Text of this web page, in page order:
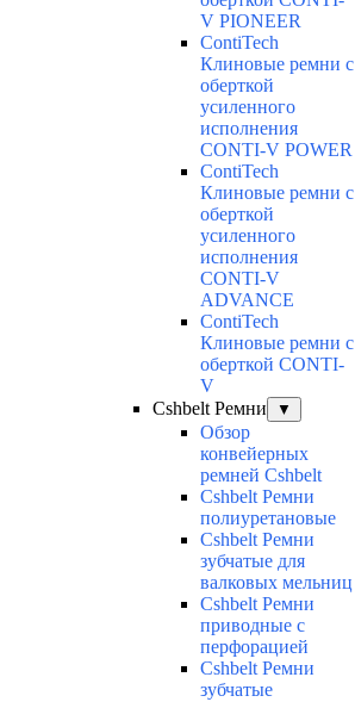
V PIONEER
ContiTech
Клиновые ремни с
оберткой
усиленного
исполнения
CONTI-V POWER
ContiTech
Клиновые ремни с
оберткой
усиленного
исполнения
CONTI-V
ADVANCE
ContiTech
Клиновые ремни с
оберткой CONTI-
V
Cshbelt Ремни
▼
Обзор
конвейерных
ремней Cshbelt
Cshbelt Ремни
полиуретановые
Cshbelt Ремни
зубчатые для
валковых мельниц
Cshbelt Ремни
приводные с
перфорацией
Cshbelt Ремни
зубчатые